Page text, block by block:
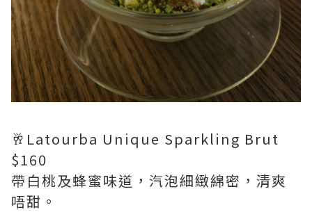
🥂Latourba Unique Sparkling Brut
$160
帶白桃及蜂蜜味道，汽泡細緻綿密，清爽
唔甜。